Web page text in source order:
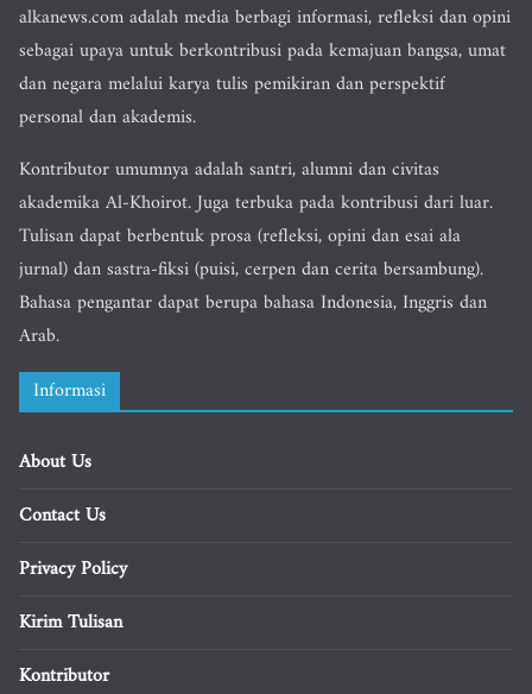
alkanews.com adalah media berbagi informasi, refleksi dan opini
sebagai upaya untuk berkontribusi pada kemajuan bangsa, umat
dan negara melalui karya tulis pemikiran dan perspektif
personal dan akademis.
Kontributor umumnya adalah santri, alumni dan civitas
akademika Al-Khoirot. Juga terbuka pada kontribusi dari luar.
Tulisan dapat berbentuk prosa (refleksi, opini dan esai ala
jurnal) dan sastra-fiksi (puisi, cerpen dan cerita bersambung).
Bahasa pengantar dapat berupa bahasa Indonesia, Inggris dan
Arab.
Informasi
About Us
Contact Us
Privacy Policy
Kirim Tulisan
Kontributor